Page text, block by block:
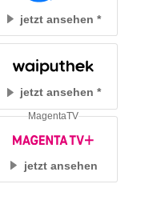
jetzt ansehen
jetzt ansehen
jetzt ansehen
MagentaTV